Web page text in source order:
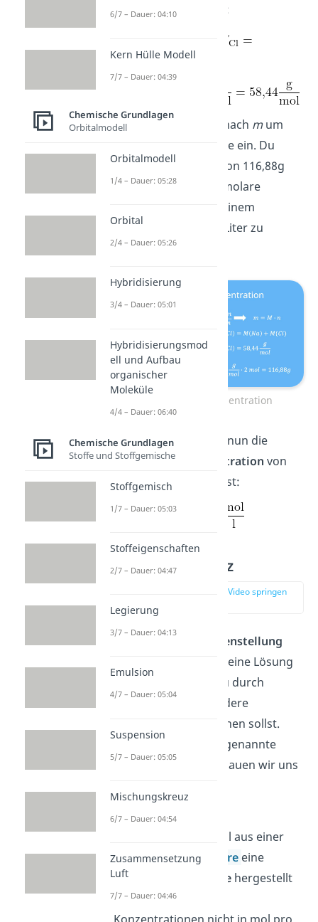
ergibt sich somit aus:
Stell nun die Formel nach mum
und setze deine Werte ein. Du
erhältst einen Wert von 116,88g
Kochsalz, um eine 2 molare
Kochsalzlösung mit einem
Volumen von einem Liter zu
erzeugen.
Stoffmengenkonzentration
Zusätzlich kannst du nun die
Stoffmengenkonzentration von
NaCl berechnen. Sie ist:
Mischungskreuz
zur Stelle im Video springen
Eine
weitere Aufgabenstellung
könnte sein, dass dir eine Lösung
gegeben wird und du durch
Verdünnung eine andere
Konzentration erreichen sollst.
Dabei hilft dir das sogenannte
Mischungskreuz
. Schauen wir uns
Die Aufgabe lautet:
soll aus einer
65%igenSalpetersäure eine
12%ige
Salpetersäurehergestellt
werden. Hier sind die
6/7 – Dauer: 04:10
Kern Hülle Modell
7/7 – Dauer: 04:39
Chemische Grundlagen
Orbitalmodell
Orbitalmodell
1/4 – Dauer: 05:28
Orbital
2/4 – Dauer: 05:26
Hybridisierung
3/4 – Dauer: 05:01
Hybridisierungsmod
ell und Aufbau
organischer
Moleküle
4/4 – Dauer: 06:40
Chemische Grundlagen
Stoffe und Stoffgemische
Stoffgemisch
1/7 – Dauer: 05:03
Stoffeigenschaften
2/7 – Dauer: 04:47
Legierung
3/7 – Dauer: 04:13
Emulsion
4/7 – Dauer: 05:04
Suspension
5/7 – Dauer: 05:05
Mischungskreuz
6/7 – Dauer: 04:54
Zusammensetzung
Luft
7/7 – Dauer: 04:46